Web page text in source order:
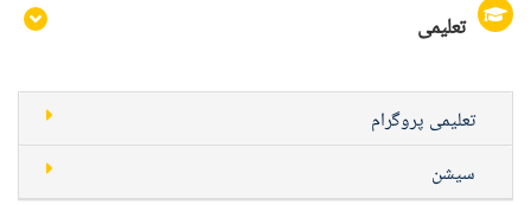
تعلیمی
تعلیمی پروگرام
سیشن